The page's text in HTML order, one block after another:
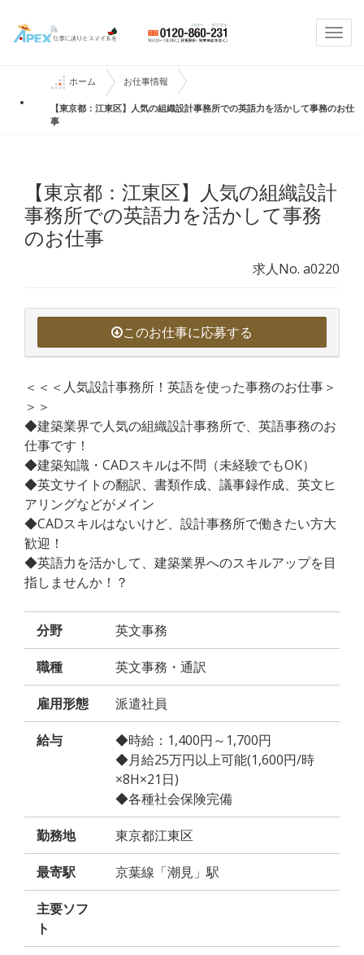
ホーム お仕事情報
【東京都：江東区】人気の組織設計事務所での英語力を活かして事務のお仕
事
【東京都：江東区】人気の組織設計
事務所での英語力を活かして事務
のお仕事
求人No. a0220
このお仕事に応募する
＜＜＜人気設計事務所！英語を使った事務のお仕事＞
＞＞
◆建築業界で人気の組織設計事務所で、英語事務のお
仕事です！
◆建築知識・CADスキルは不問（未経験でもOK）
◆英文サイトの翻訳、書類作成、議事録作成、英文ヒ
アリングなどがメイン
◆CADスキルはないけど、設計事務所で働きたい方大
歓迎！
◆英語力を活かして、建築業界へのスキルアップを目
指しませんか！？
分野 英文事務
職種 英文事務・通訳
雇用形態 派遣社員
給与
◆時給：1,400円～1,700円
◆月給25万円以上可能(1,600円/時
×8H×21日)
◆各種社会保険完備
勤務地 東京都江東区
最寄駅 京葉線「潮見」駅
主要ソフ
ト